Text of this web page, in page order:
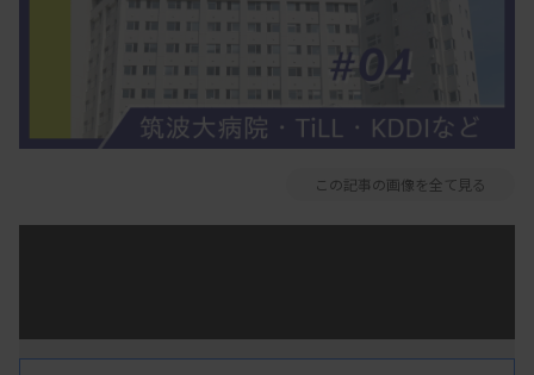
この記事の画像を全て見る
い診療所で採取された検体を、ドローンを使って検